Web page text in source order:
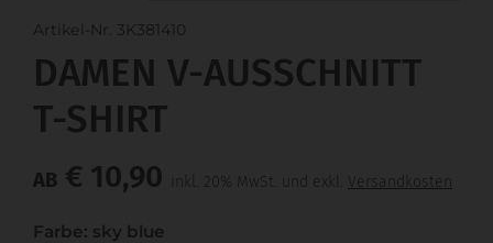
Artikel-Nr. 3K381410
DAMEN V-AUSSCHNITT
T-SHIRT
AB € 10,90 inkl. 20% MwSt. und exkl. Versandkosten
Farbe: sky blue